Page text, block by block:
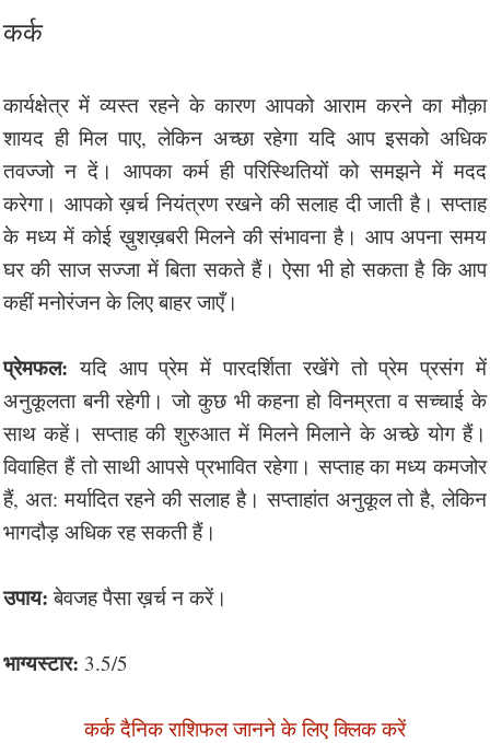
कर्क
कार्यक्षेत्र में व्यस्त रहने के कारण आपको आराम करने का मौक़ा
शायद ही मिल पाए, लेकिन अच्छा रहेगा यदि आप इसको अधिक
तवज्जो न दें। आपका कर्म ही परिस्थितियों को समझने में मदद
करेगा। आपको ख़र्च नियंत्रण रखने की सलाह दी जाती है। सप्ताह
के मध्य में कोई ख़ुशख़बरी मिलने की संभावना है। आप अपना समय
घर की साज सज्जा में बिता सकते हैं। ऐसा भी हो सकता है कि आप
कहीं मनोरंजन के लिए बाहर जाएँ।
प्रेमफल: यदि आप प्रेम में पारदर्शिता रखेंगे तो प्रेम प्रसंग में
अनुकूलता बनी रहेगी। जो कुछ भी कहना हो विनम्रता व सच्चाई के
साथ कहें। सप्ताह की शुरुआत में मिलने मिलाने के अच्छे योग हैं।
विवाहित हैं तो साथी आपसे प्रभावित रहेगा। सप्ताह का मध्य कमजोर
हैं, अत: मर्यादित रहने की सलाह है। सप्ताहांत अनुकूल तो है, लेकिन
भागदौड़ अधिक रह सकती हैं।
उपाय: बेवजह पैसा ख़र्च न करें।
भाग्यस्टार: 3.5/5
कर्क दैनिक राशिफल जानने के लिए क्लिक करें